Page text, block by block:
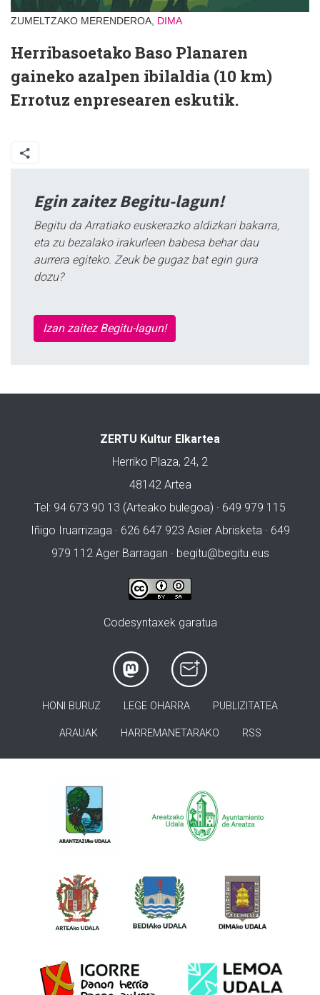
ZUMELTZAKO MERENDEROA, DIMA
Herribasoetako Baso Planaren
gaineko azalpen ibilaldia (10 km)
Errotuz enpresearen eskutik.
Egin zaitez Begitu-lagun!
Begitu da Arratiako euskerazko aldizkari bakarra,
eta zu bezalako irakurleen babesa behar dau
aurrera egiteko. Zeuk be gugaz bat egin gura
dozu?
Izan zaitez Begitu-lagun!
ZERTU Kultur Elkartea
Herriko Plaza, 24, 2
48142 Artea
Tel: 94 673 90 13 (Arteako bulegoa) · 649 979 115
Iñigo Iruarrizaga · 626 647 923 Asier Abrisketa · 649
979 112 Ager Barragan · begitu@begitu.eus
Codesyntaxek garatua
HONI BURUZ LEGE OHARRA PUBLIZITATEA
ARAUAK HARREMANETARAKO RSS